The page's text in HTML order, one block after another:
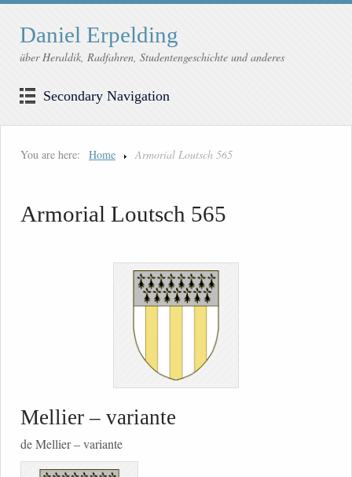
Daniel Erpelding
über Heraldik, Radfahren, Studentengeschichte und anderes
Secondary Navigation
You are here: Home Armorial Loutsch 565
Armorial Loutsch 565
Mellier – variante
de Mellier – variante